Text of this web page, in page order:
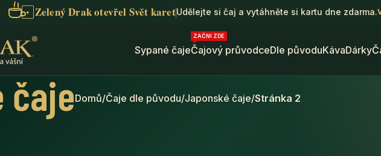
✦ Zelený Drak otevřel Svět karetUdělejte si čaj a vytáhněte si kartu dne zdarma.
Sypané čajeČajový průvodce
ZAČNI ZDE
Dle původuKávaDárky
čajeDomů/Čaje dle původu/Japonské čaje/Stránka 2